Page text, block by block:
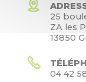
25
ZA les
13850
04 42